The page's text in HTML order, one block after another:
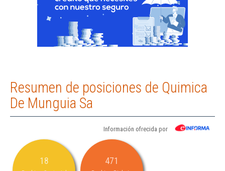
Resumen de posiciones de Quimica
De Munguia Sa
Información ofrecida por
18 471